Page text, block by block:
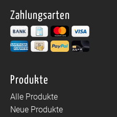
Zahlungsarten
Produkte
Alle Produkte
Neue Produkte